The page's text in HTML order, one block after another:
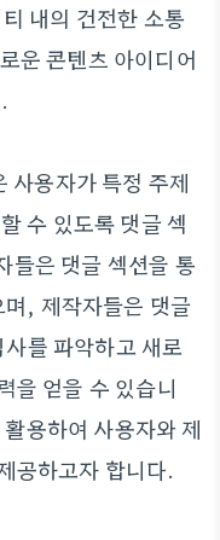
내의 건전한 소통
운 콘텐츠 아이디어
용자가 특정 주제
수 있도록 댓글 섹
들은 댓글 섹션을 통
, 제작자들은 댓글
를 파악하고 새로
을 얻을 수 있습니
용하여 사용자와 제
공하고자 합니다.